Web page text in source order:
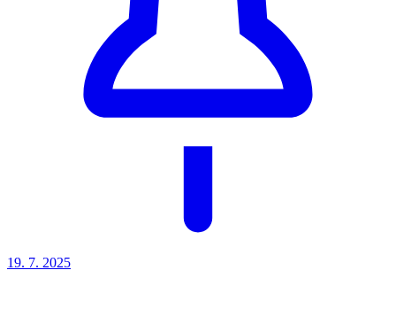
19. 7. 2025